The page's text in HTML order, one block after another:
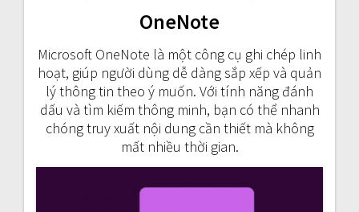
OneNote
Microsoft OneNote là một công cụ ghi chép linh
hoạt, giúp người dùng dễ dàng sắp xếp và quản
lý thông tin theo ý muốn. Với tính năng đánh
dấu và tìm kiếm thông minh, bạn có thể nhanh
chóng truy xuất nội dung cần thiết mà không
mất nhiều thời gian.